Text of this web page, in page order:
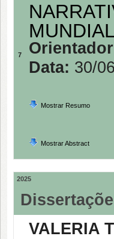
7
MUNDIAL
Data: 30/
Mostrar Resumo
Mostrar Abstract
2025
VALERIA